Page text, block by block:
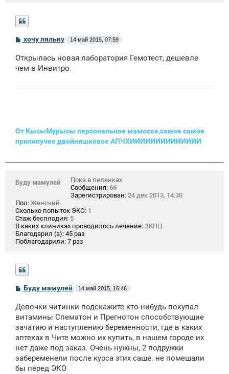
С
о
б
щ
хочу ляльку 14 май 2015, 07:59
Открылась новая лаборатория Гемотест, дешевле
чем в Инвитро.
От КысыМурысы персональное мамское,самое самое
прилипучее двойняшковое АПЧХИИИИИИИИИИИИИИ
Буду мамулей
Пока в пеленках
Сообщения: 66
Зарегистрирован: 24 дек 2013, 14:30
Пол: Женский
Сколько попыток ЭКО: 1
Стаж бесплодия: 5
В каких клиниках проводилось лечение: ЗКПЦ
Благодарил (а): 45 раз
Поблагодарили: 7 раз
С
б
щ
н
и
Буду мамулей 14 май 2015, 16:46
Девочки читинки подскажите кто-нибудь покупал
витамины Спематон и Прегнотон способствующие
зачатию и наступлению беременности, где в каких
аптеках в Чите можно их купить, в нашем городе их
нет даже под заказ. Очень нужны, 2 подружки
забеременели после курса этих саше. не помешали
бы перед ЭКО